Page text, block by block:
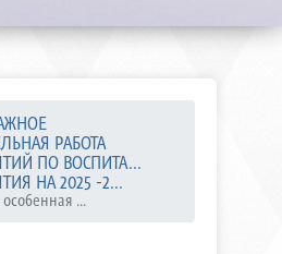
РАБОТА
ПО ВОСПИТА...
НА 2025 -2...
...